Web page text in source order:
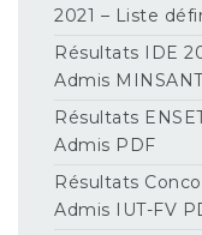
2021 – Liste
Résultats IDE
Admis
Résultats
Admis PDF
Résultats
Admis IUT-FV